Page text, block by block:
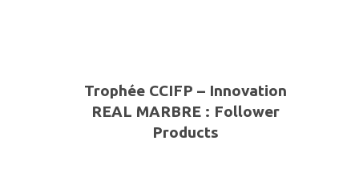
Trophée CCIFP – Innovation
REAL MARBRE : Follower
Products